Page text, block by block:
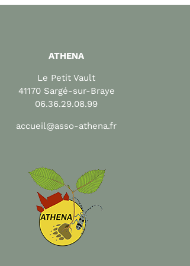
ATHENA
Le Petit Vault
41170 Sargé-sur-Braye
06.36.29.08.99
accueil@asso-athena.fr